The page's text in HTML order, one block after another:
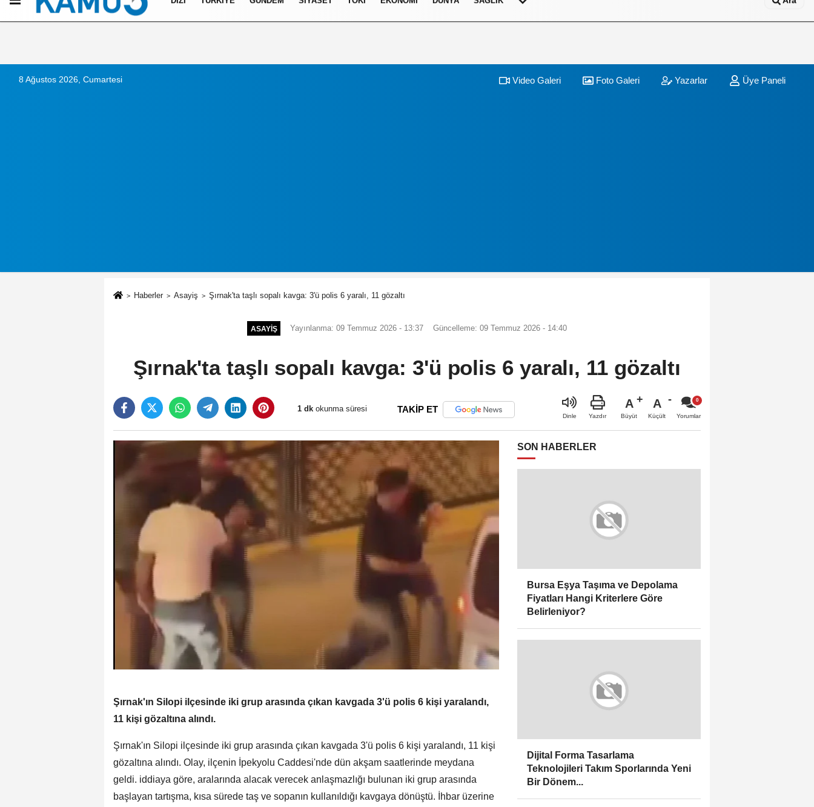
İletişim Çerez Politikası
8 Ağustos 2026, Cumartesi Video Galeri Foto Galeri Yazarlar Üye Paneli
Haberler Asayiş Şırnak'ta taşlı sopalı kavga: 3'ü polis 6 yaralı, 11 gözaltı
ASAYIŞ Yayınlanma: 09 Temmuz 2026 - 13:37 Güncelleme: 09 Temmuz 2026 - 14:40
Şırnak'ta taşlı sopalı kavga: 3'ü polis 6 yaralı, 11 gözaltı
1 dk okunma süresi TAKİP ET
Dinle Yazdır
A
Büyüt
A
Küçült Yorumlar
Şırnak'ın Silopi ilçesinde iki grup arasında çıkan kavgada 3'ü polis 6 kişi yaralandı,
11 kişi gözaltına alındı.
Şırnak'ın Silopi ilçesinde iki grup arasında çıkan kavgada 3'ü polis 6 kişi yaralandı, 11 kişi
gözaltına alındı. Olay, ilçenin İpekyolu Caddesi'nde dün akşam saatlerinde meydana
geldi. iddiaya göre, aralarında alacak verecek anlaşmazlığı bulunan iki grup arasında
başlayan tartışma, kısa sürede taş ve sopanın kullanıldığı kavgaya dönüştü. İhbar üzerine
SON HABERLER
Bursa Eşya Taşıma ve Depolama
Fiyatları Hangi Kriterlere Göre
Belirleniyor?
Dijital Forma Tasarlama
Teknolojileri Takım Sporlarında Yeni
Bir Dönem...